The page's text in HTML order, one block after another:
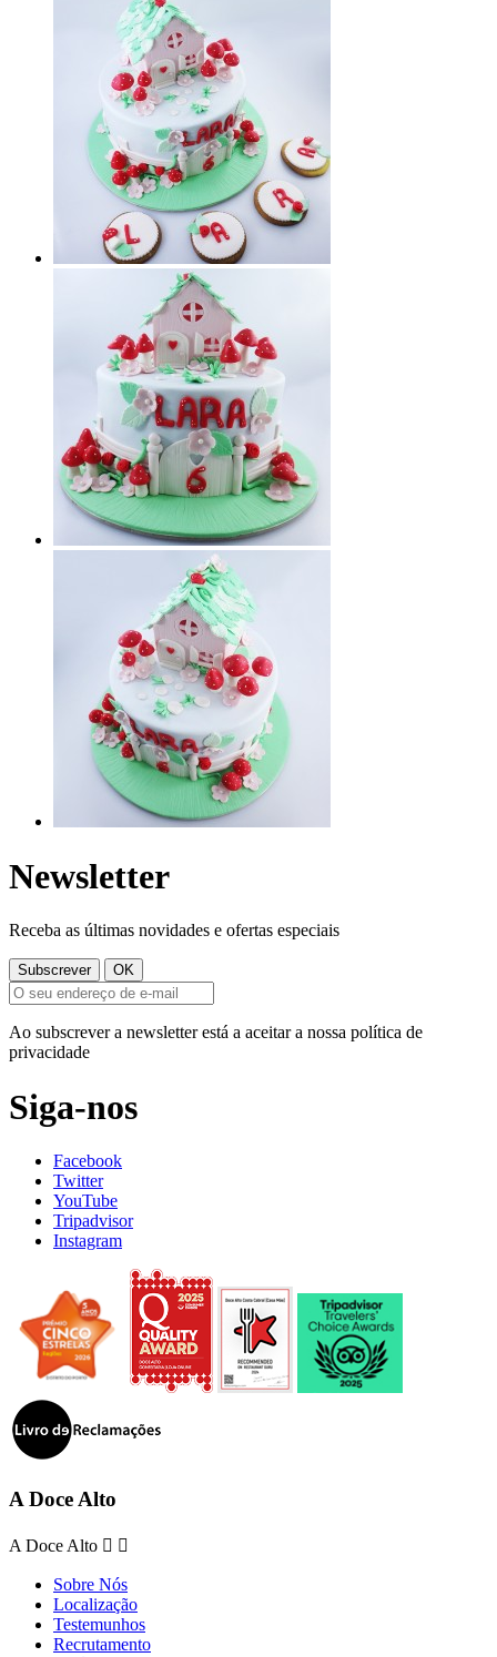
Newsletter
Receba as últimas novidades e ofertas especiais
Ao subscrever a newsletter está a aceitar a nossa política de
privacidade
Siga-nos
Facebook
Twitter
YouTube
Tripadvisor
Instagram
A Doce Alto
A Doce Alto  
Sobre Nós
Localização
Testemunhos
Recrutamento